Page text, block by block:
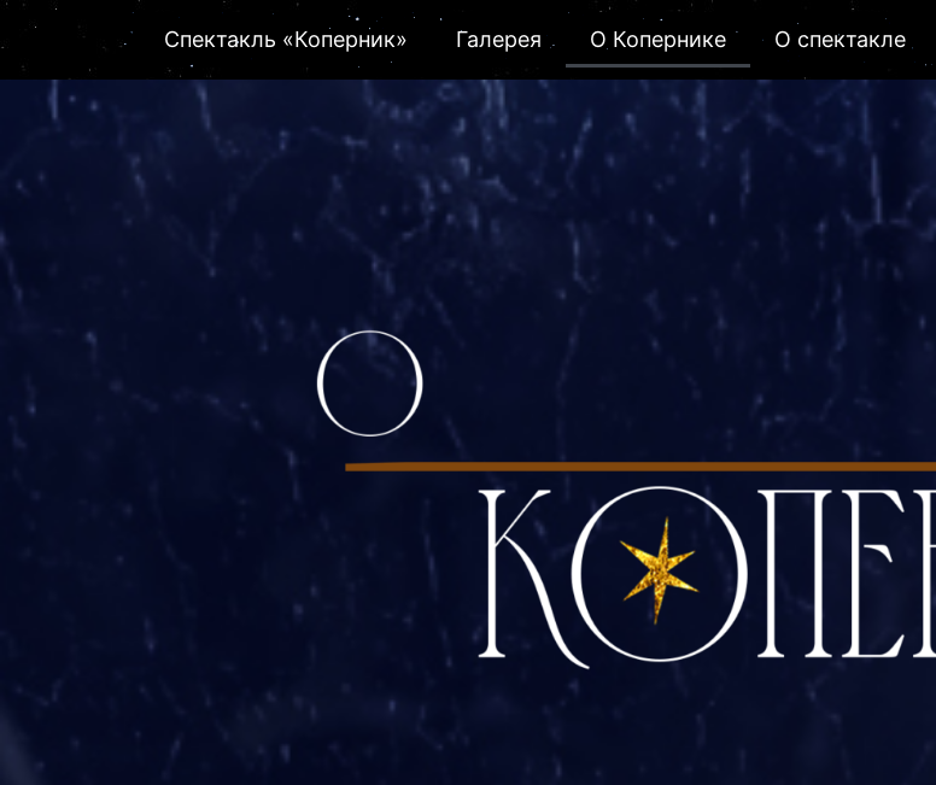
Спектакль «Коперник» Галерея О Копернике О спектакле